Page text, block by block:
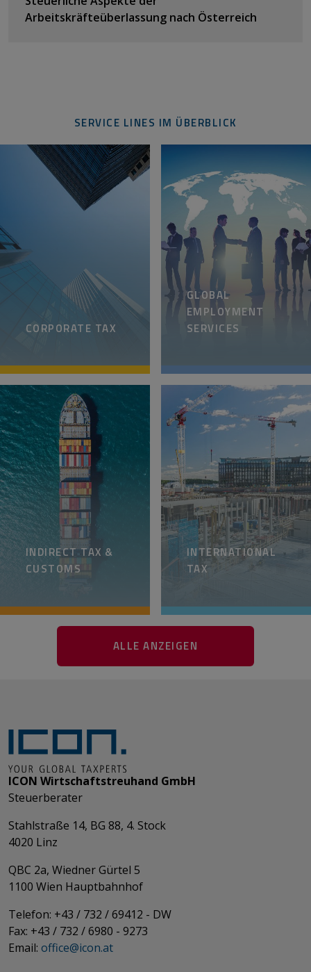
Arbeitskräfteüberlassung nach Österreich
SERVICE LINES IM ÜBERBLICK
CORPORATE TAX
GLOBAL
EMPLOYMENT
SERVICES
INDIRECT TAX &
CUSTOMS
INTERNATIONAL
TAX
ALLE ANZEIGEN
ICON Wirtschaftstreuhand GmbH
Steuerberater
Stahlstraße 14, BG 88, 4. Stock
4020 Linz
QBC 2a, Wiedner Gürtel 5
​​​​​​​1100 Wien Hauptbahnhof
Telefon: +43 / 732 / 69412 - DW
Fax: +43 / 732 / 6980 - 9273
​​​​​​​Email: office@­icon.at